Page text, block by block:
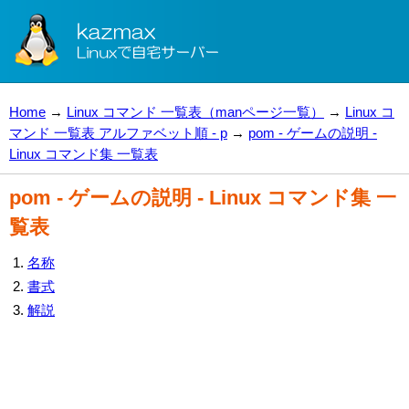
Home → Linux コマンド 一覧表（manページ一覧） → Linux コ
マンド 一覧表 アルファベット順 - p → pom - ゲームの説明 -
Linux コマンド集 一覧表
pom - ゲームの説明 - Linux コマンド集 一
覧表
名称
書式
解説